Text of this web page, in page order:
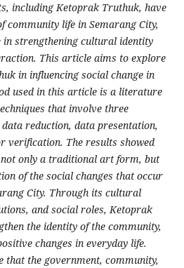
including Ketoprak Truthuk, have
community life in Semarang City,
strengthening cultural identity
This article aims to explore
in influencing social change in
used in this article is a literature
that involve three
reduction, data presentation,
verification. The results showed
only a traditional art form, but
of the social changes that occur
City. Through its cultural
and social roles, Ketoprak
the identity of the community,
changes in everyday life.
that the government, community,